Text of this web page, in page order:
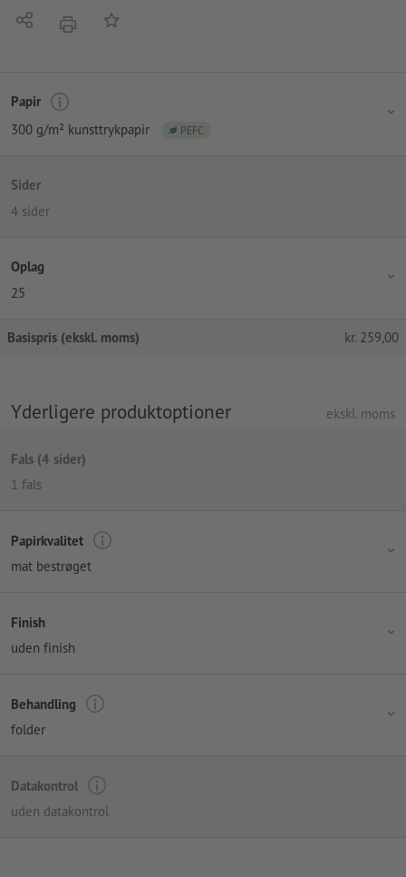
Del tryk Tilføj til huskelisten
Papir
300 g/m² kunsttrykpapir
PEFC
Sider
4 sider
Oplag
25
Basispris (ekskl. moms) kr. 259,00
Yderligere produktoptioner ekskl. moms
Fals (4 sider)
1 fals
Papirkvalitet
mat bestrøget
Finish
uden finish
Behandling
folder
Datakontrol
uden datakontrol